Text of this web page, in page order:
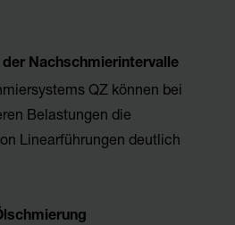
Nachschmierintervalle
QZ können bei
Belastungen die
Linearführungen deutlich